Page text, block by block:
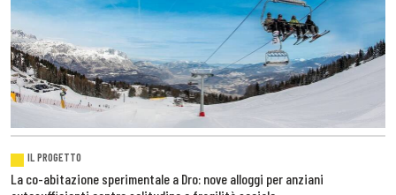
IL PROGETTO
La co-abitazione sperimentale a Dro: nove alloggi per anziani